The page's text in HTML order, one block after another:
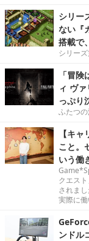
シリー
ない『
搭載で
シリー
「冒
ィ ヴ
っぷり
ふたつの
【キ
こと。
いう働
クエス
されま
実際に
ンドル